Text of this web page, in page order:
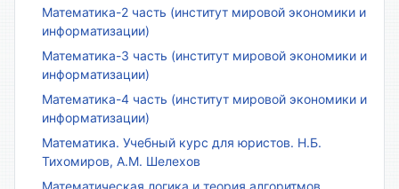
Математика-2 часть (институт мировой экономики и
информатизации)
Математика-3 часть (институт мировой экономики и
информатизации)
Математика-4 часть (институт мировой экономики и
информатизации)
Математика. Учебный курс для юристов. Н.Б.
Тихомиров, А.М. Шелехов
Математическая логика и теория алгоритмов